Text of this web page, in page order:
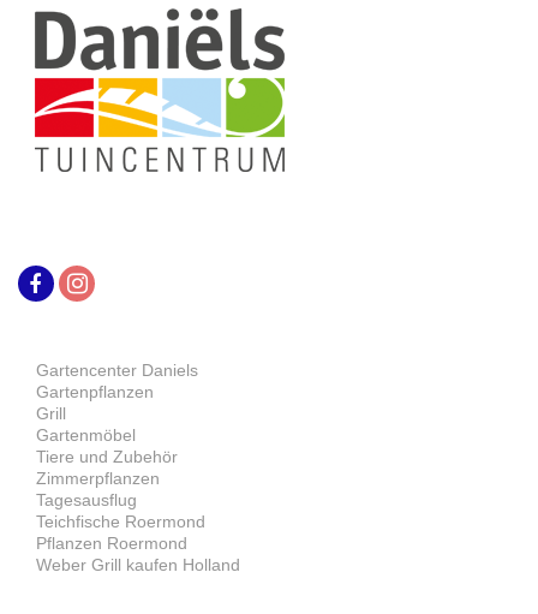
Gartencenter Daniels
Gartenpflanzen
Grill
Gartenmöbel
Tiere und Zubehör
Zimmerpflanzen
Tagesausflug
Teichfische Roermond
Pflanzen Roermond
Weber Grill kaufen Holland